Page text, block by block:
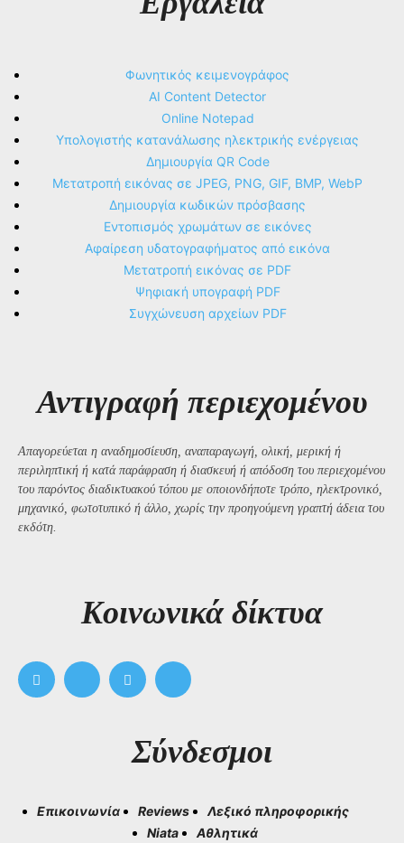
Φωνητικός κειμενογράφος
AI Content Detector
Online Notepad
Υπολογιστής κατανάλωσης ηλεκτρικής ενέργειας
Δημιουργία QR Code
Μετατροπή εικόνας σε JPEG, PNG, GIF, BMP, WebP
Δημιουργία κωδικών πρόσβασης
Εντοπισμός χρωμάτων σε εικόνες
Αφαίρεση υδατογραφήματος από εικόνα
Μετατροπή εικόνας σε PDF
Ψηφιακή υπογραφή PDF
Συγχώνευση αρχείων PDF
Αντιγραφή περιεχομένου
Απαγορεύεται η αναδημοσίευση, αναπαραγωγή, ολική, μερική ή
περιληπτική ή κατά παράφραση ή διασκευή ή απόδοση του περιεχομένου
του παρόντος διαδικτυακού τόπου με οποιονδήποτε τρόπο, ηλεκτρονικό,
μηχανικό, φωτοτυπικό ή άλλο, χωρίς την προηγούμενη γραπτή άδεια του
εκδότη.
Kοινωνικά δίκτυα
Σύνδεσμοι
Επικοινωνία Reviews
Λεξικό πληροφορικής
Niata
Αθλητικά